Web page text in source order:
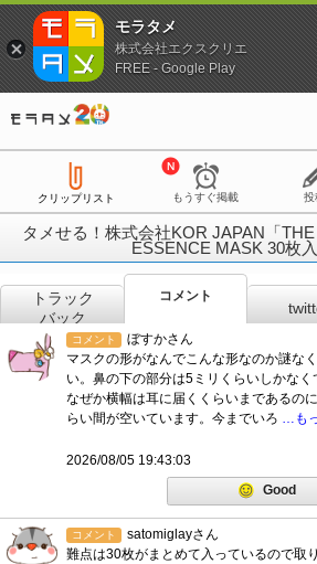
クリップリスト もうすぐ掲載 投
タメせる！株式会社KOR JAPAN「
ESSENCE MASK 30枚入
トラック
バック
コメント
コメント
ぼすかさん
マスクの形がなんでこんな形なのか謎な
い。鼻の下の部分は5ミリくらいしかなく
なぜか横幅は耳に届くくらいまであるの
らい間が空いています。今までいろ …も
2026/08/05 19:43:03
Good
コメント
satomiglayさん
難点は30枚がまとめて入っているので取
モラタメ
株式会社エクスクリエ
FREE - Google Play